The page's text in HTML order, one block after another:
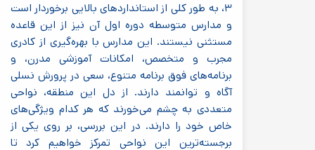
۳، به طور کلی از استانداردهای بالایی برخوردار است
و مدارس متوسطه دوره اول آن نیز از این قاعده
مستثنی نیستند. این مدارس با بهره‌گیری از کادری
مجرب و متخصص، امکانات آموزشی مدرن، و
برنامه‌های فوق برنامه متنوع، سعی در پرورش نسلی
آگاه و توانمند دارند. از دل این منطقه، نواحی
متعددی به چشم می‌خورند که هر کدام ویژگی‌های
خاص خود را دارند. در این بررسی، بر روی یکی از
برجسته‌ترین این نواحی تمرکز خواهیم کرد تا